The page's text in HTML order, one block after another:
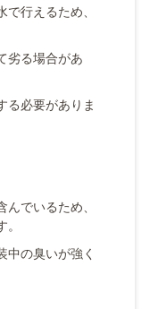
行えるため、
劣る場合があ
る必要がありま
でいるため、
中の臭いが強く